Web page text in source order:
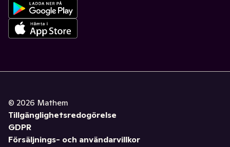
© 2026 Mathem
Tillgänglighetsredogörelse
GDPR
Försäljnings- och användarvillkor